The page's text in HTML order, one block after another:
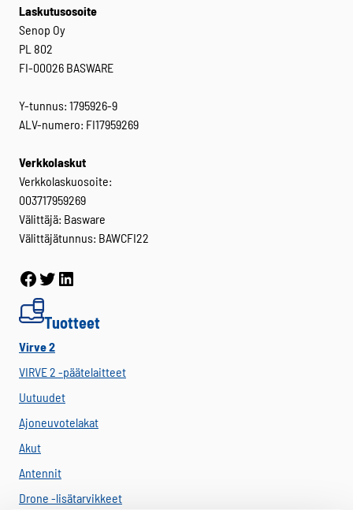
Laskutusosoite
Senop Oy
PL 802
FI-00026 BASWARE
Y-tunnus: 1795926-9
ALV-numero: FI17959269
Verkkolaskut
Verkkolaskuosoite:
003717959269
Välittäjä: Basware
Välittäjätunnus: BAWCFI22
Tuotteet
Virve 2
VIRVE 2 -päätelaitteet
Uutuudet
Ajoneuvotelakat
Akut
Antennit
Drone -lisätarvikkeet